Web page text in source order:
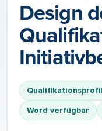
Design
Word verfügbar